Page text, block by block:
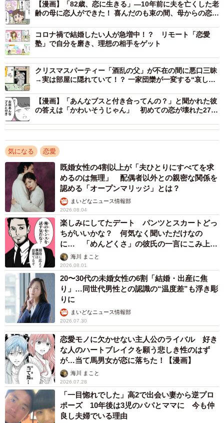
クリスマス前は告白がうまくいく？
2/5
どういうこと！？
婚活ポータルサイト「オミカレ」の調査では、「クリスマ
スに告白されたらOKしやすくなると思う？」という質問に
対し、男女ともに過半数が「YES」と回答しています。普
段よりも恋愛に前向きになりやすい時期であることは確か
なようです。
ただ、だからといって「クリスマスが終わったら解散」と
いう前提で交際するケースは、やはり少数派でしょう。C子
さんも「恋愛って、そんなにイベント単位で区切るものだ
ったっけ？」と首をかしげます。
「割り切り交際」はまさかのお互い納得済み
一方で、その友人は特に後悔している様子もなく、「楽し
かったし、目的は達成したから問題なし」とあっさり。聞
けば、彼の方も同じ考えで後腐れは一切なかったんだと
【漫画】「82歳、恋に生きる」—10年前に夫を亡くした老
齢の母に恋人ができた！ 喜んだのも束の間、母からの恋愛
コロナ禍で結婚したい人が急増中！？ リモート「恋愛
塾」で自分を磨き、理想の相手をゲット
クリスマスパーティー「酒乱の父」が不在の間に悪口三昧
→実は部屋に隠れていて！？ 一家団欒が一変する“哀しき
【漫画】「あんなブスと付き合ってんの？」と聞かれた彼
の答えは「かわいそうじゃん」 初めての恋が壊れた27歳
気になる 恋愛
既婚女性の4割以上が「夫ひとりにすべてを求
めるのは無理」 配偶者以外との親密な関係を
認める「オープンマリッジ」とは？
まいどなニュース情報部
2026.08.04
楽しみにしてたデート パンツとスカートどっ
ちがいいかな？ 何気なく聞いただけなの
に… 「めんどくさ」の彼氏の一言にこみ上げ
る寂しさ【漫画】
海川 まこと
2026.08.01
20〜30代の未婚女性の6割「結婚・出産に焦
り」…同世代男性との認識の“温度差”も浮き彫
りに
まいどなニュース情報部
2026.07.30
恋愛モノに欠かせない主人公のライバル 好き
な人のハートブレイクを願う悲しき性のはず
が…当て馬男女が恋に落ちた！【漫画】
海川 まこと
2026.07.28
「一目惚れでした」高2で出会い妻から逆プロ
ポーズ 10年後は3児のパパとママに 今も仲
良し夫婦でいる理由